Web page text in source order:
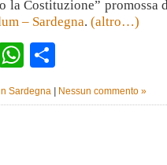
la Costituzione” promossa
– Sardegna. (altro…)
EmailWhatsApp
Sardegna Nessun commento »